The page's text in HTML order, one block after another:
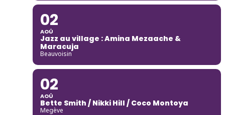
02
AOÛ
Jazz au village : Amina Mezaache &
Maracuja
Beauvoisin
02
AOÛ
Bette Smith / Nikki Hill / Coco Montoya
Megève